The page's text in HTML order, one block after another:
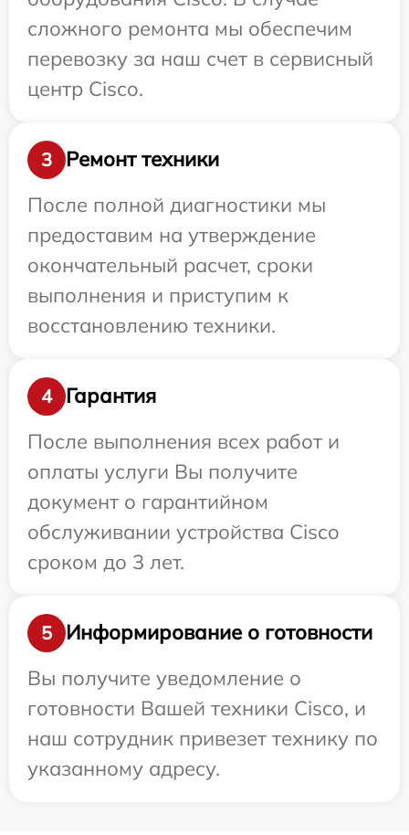
сложного ремонта мы обеспечим
перевозку за наш счет в сервисный
центр Cisco.
3
Ремонт техники
После полной диагностики мы
предоставим на утверждение
окончательный расчет, сроки
выполнения и приступим к
восстановлению техники.
4
Гарантия
После выполнения всех работ и
оплаты услуги Вы получите
документ о гарантийном
обслуживании устройства Cisco
сроком до 3 лет.
5
Информирование о готовности
Вы получите уведомление о
готовности Вашей техники Cisco, и
наш сотрудник привезет технику по
указанному адресу.